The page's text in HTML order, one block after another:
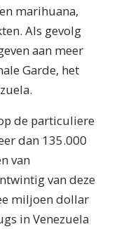
marihuana,
Als gevolg
aan meer
Garde, het
de particuliere
dan 135.000
van
van deze
miljoen dollar
in Venezuela